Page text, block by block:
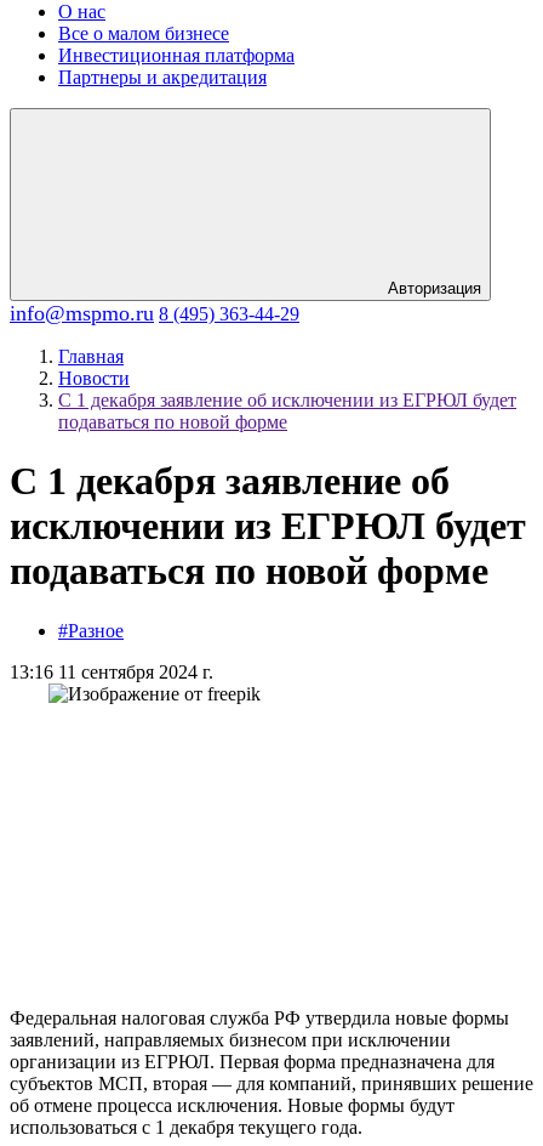
О нас
Все о малом бизнесе
Инвестиционная платформа
Партнеры и акредитация
Авторизация
info@mspmo.ru 8 (495) 363-44-29
Главная
Новости
С 1 декабря заявление об исключении из ЕГРЮЛ будет
подаваться по новой форме
С 1 декабря заявление об
исключении из ЕГРЮЛ будет
подаваться по новой форме
#Разное
13:16 11 сентября 2024 г.
Федеральная налоговая служба РФ утвердила новые формы
заявлений, направляемых бизнесом при исключении
организации из ЕГРЮЛ. Первая форма предназначена для
субъектов МСП, вторая — для компаний, принявших решение
об отмене процесса исключения. Новые формы будут
использоваться с 1 декабря текущего года.